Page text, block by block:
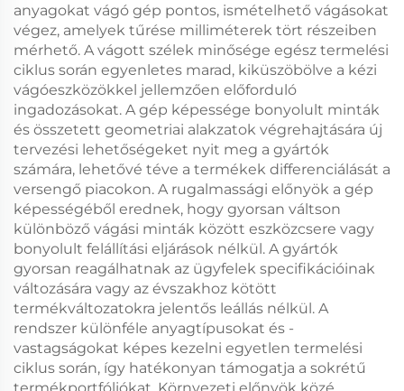
anyagokat vágó gép pontos, ismételhető vágásokat
végez, amelyek tűrése milliméterek tört részeiben
mérhető. A vágott szélek minősége egész termelési
ciklus során egyenletes marad, kiküszöbölve a kézi
vágóeszközökkel jellemzően előforduló
ingadozásokat. A gép képessége bonyolult minták
és összetett geometriai alakzatok végrehajtására új
tervezési lehetőségeket nyit meg a gyártók
számára, lehetővé téve a termékek differenciálását a
versengő piacokon. A rugalmassági előnyök a gép
képességéből erednek, hogy gyorsan váltson
különböző vágási minták között eszközcsere vagy
bonyolult felállítási eljárások nélkül. A gyártók
gyorsan reagálhatnak az ügyfelek specifikációinak
változására vagy az évszakhoz kötött
termékváltozatokra jelentős leállás nélkül. A
rendszer különféle anyagtípusokat és -
vastagságokat képes kezelni egyetlen termelési
ciklus során, így hatékonyan támogatja a sokrétű